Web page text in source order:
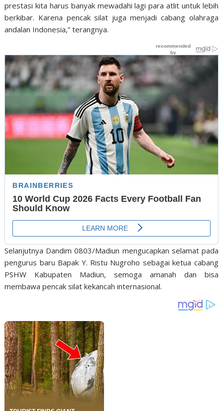
prestasi kita harus banyak mewadahi lagi para atlit untuk lebih
berkibar. Karena pencak silat juga menjadi cabang olahraga
andalan Indonesia,” terangnya.
Selanjutnya Dandim 0803/Madiun mengucapkan selamat pada
pengurus baru Bapak Y. Ristu Nugroho sebagai ketua cabang
PSHW Kabupaten Madiun, semoga amanah dan bisa
membawa pencak silat kekancah internasional.